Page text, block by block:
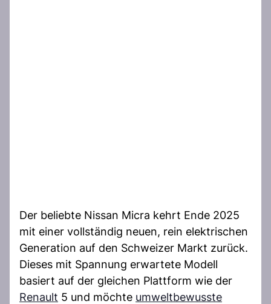
Der beliebte Nissan Micra kehrt Ende 2025
mit einer vollständig neuen, rein elektrischen
Generation auf den Schweizer Markt zurück.
Dieses mit Spannung erwartete Modell
basiert auf der gleichen Plattform wie der
Renault 5 und möchte umweltbewusste